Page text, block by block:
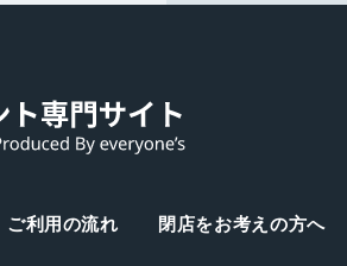
ご利用の流れ 閉店をお考えの方へ